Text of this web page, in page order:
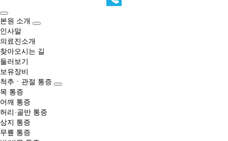
본원 소개
인사말
의료진소개
찾아오시는 길
둘러보기
보유장비
척추ㆍ관절 통증
목 통증
어깨 통증
허리·골반 통증
상지 통증
무릎 통증